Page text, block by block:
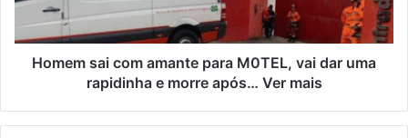
Homem sai com amante para M0TEL, vai dar uma
rapidinha e morre após… Ver mais